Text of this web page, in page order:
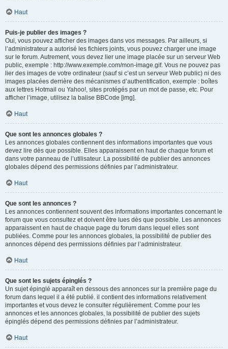
Haut
Puis-je publier des images ?
Oui, vous pouvez afficher des images dans vos messages. Par ailleurs, si
l’administrateur a autorisé les fichiers joints, vous pouvez charger une image
sur le forum. Autrement, vous devez lier une image placée sur un serveur Web
public, exemple : http://www.exemple.com/mon-image.gif. Vous ne pouvez pas
lier des images de votre ordinateur (sauf si c’est un serveur Web public) ni des
images placées derrière des mécanismes d’authentification, exemple : boîtes
aux lettres Hotmail ou Yahoo!, sites protégés par un mot de passe, etc. Pour
afficher l’image, utilisez la balise BBCode [img].
Haut
Que sont les annonces globales ?
Les annonces globales contiennent des informations importantes que vous
devez lire dès que possible. Elles apparaissent en haut de chaque forum et
dans votre panneau de l’utilisateur. La possibilité de publier des annonces
globales dépend des permissions définies par l’administrateur.
Haut
Que sont les annonces ?
Les annonces contiennent souvent des informations importantes concernant le
forum que vous consultez et doivent être lues dès que possible. Les annonces
apparaissent en haut de chaque page du forum dans lequel elles sont
publiées. Comme pour les annonces globales, la possibilité de publier des
annonces dépend des permissions définies par l’administrateur.
Haut
Que sont les sujets épinglés ?
Un sujet épinglé apparaît en dessous des annonces sur la première page du
forum dans lequel il a été publié. il contient des informations relativement
importantes et vous devez le consulter régulièrement. Comme pour les
annonces et les annonces globales, la possibilité de publier des sujets
épinglés dépend des permissions définies par l’administrateur.
Haut